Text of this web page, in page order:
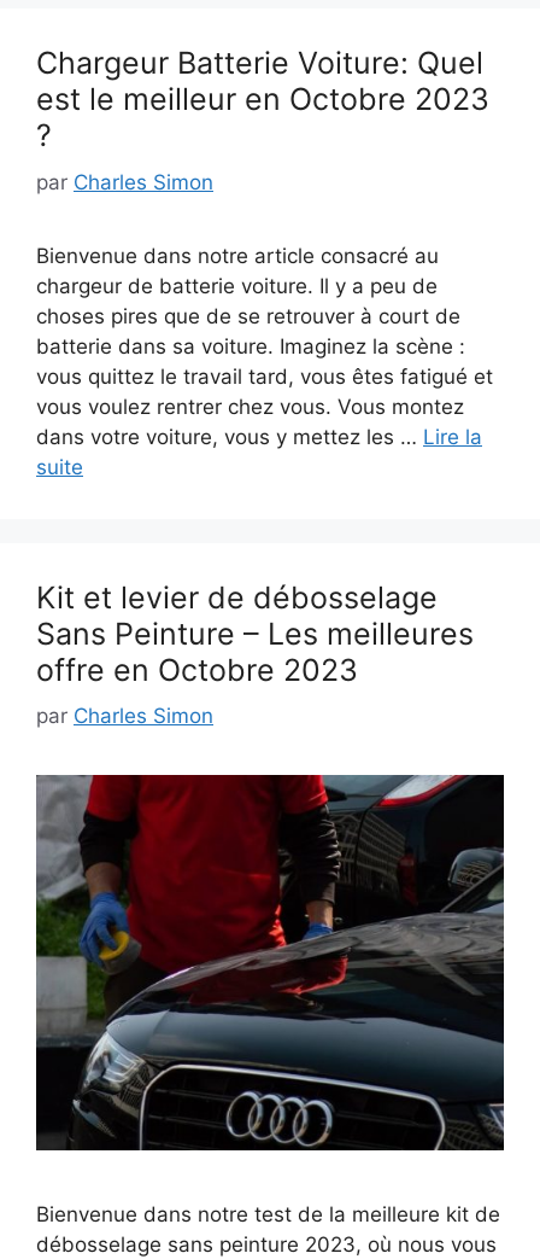
Chargeur Batterie Voiture: Quel
est le meilleur en Octobre 2023
?
par Charles Simon
Bienvenue dans notre article consacré au
chargeur de batterie voiture. Il y a peu de
choses pires que de se retrouver à court de
batterie dans sa voiture. Imaginez la scène :
vous quittez le travail tard, vous êtes fatigué et
vous voulez rentrer chez vous. Vous montez
dans votre voiture, vous y mettez les … Lire la
suite
Kit et levier de débosselage
Sans Peinture – Les meilleures
offre en Octobre 2023
par Charles Simon
Bienvenue dans notre test de la meilleure kit de
débosselage sans peinture 2023, où nous vous